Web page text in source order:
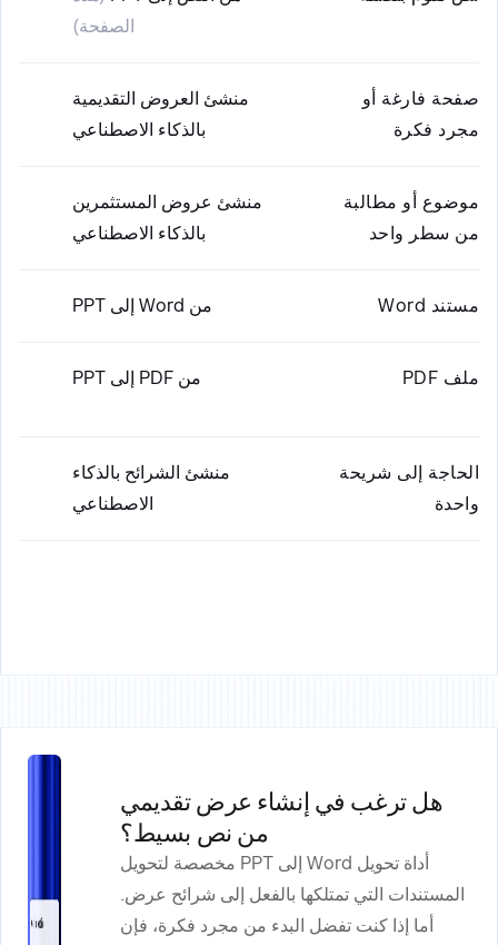
الصفحة)
صفحة فارغة أو
مجرد فكرة
منشئ العروض التقديمية
بالذكاء الاصطناعي
موضوع أو مطالبة
من سطر واحد
منشئ عروض المستثمرين
بالذكاء الاصطناعي
مستند Word من Word إلى PPT
ملف PDF من PDF إلى PPT
الحاجة إلى شريحة
واحدة
منشئ الشرائح بالذكاء
الاصطناعي
هل ترغب في إنشاء عرض تقديمي
من نص بسيط؟
أداة تحويل Word إلى PPT مخصصة لتحويل
المستندات التي تمتلكها بالفعل إلى شرائح عرض.
أما إذا كنت تفضل البدء من مجرد فكرة، فإن